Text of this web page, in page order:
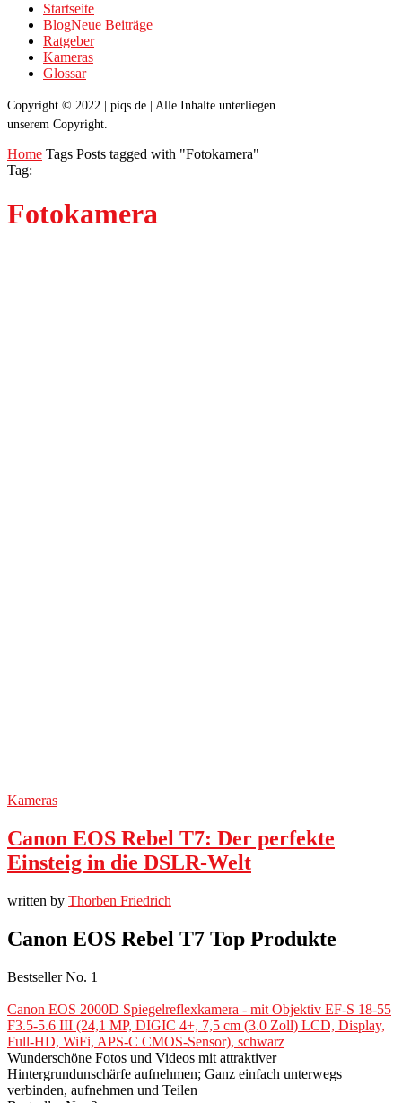
Startseite
BlogNeue Beiträge
Ratgeber
Kameras
Glossar
Copyright © 2022 | piqs.de | Alle Inhalte unterliegen
unserem Copyright.
Home Tags Posts tagged with "Fotokamera"
Tag:
Fotokamera
Kameras
Canon EOS Rebel T7: Der perfekte
Einsteig in die DSLR-Welt
written by Thorben Friedrich
Canon EOS Rebel T7 Top Produkte
Bestseller No. 1
Canon EOS 2000D Spiegelreflexkamera - mit Objektiv EF-S 18-55
F3.5-5.6 III (24,1 MP, DIGIC 4+, 7,5 cm (3.0 Zoll) LCD, Display,
Full-HD, WiFi, APS-C CMOS-Sensor), schwarz
Wunderschöne Fotos und Videos mit attraktiver
Hintergrundunschärfe aufnehmen; Ganz einfach unterwegs
verbinden, aufnehmen und Teilen